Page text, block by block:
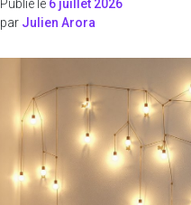
Publié le 6 juillet 2026
par Julien Arora